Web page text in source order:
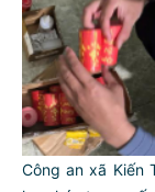
Công an xã Kiến